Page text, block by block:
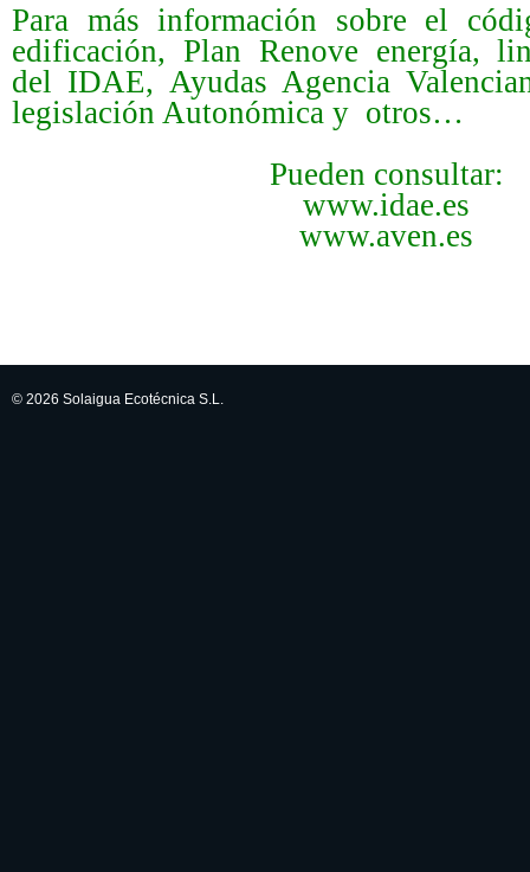
Para más información sobre el
edificación, Plan Renove energía,
del IDAE, Ayudas Agencia
legislación Autonómica y otros…
Pueden consultar:
www.idae.es
www.aven.es
© 2026 Solaigua Ecotécnica S.L.